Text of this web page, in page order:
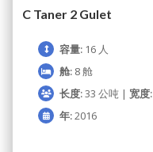
C Taner 2 Gulet
容量: 16 人
舱: 8 舱
长度:33 公吨 | 宽度:
年:2016